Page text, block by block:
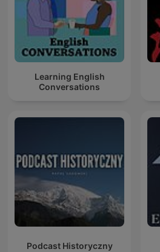
Learning English
Conversations
Podcast Historyczny